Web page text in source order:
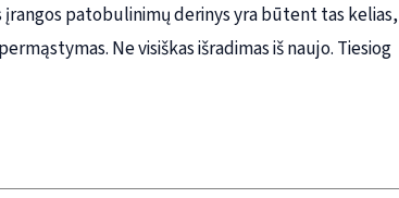
patobulinimų derinys yra būtent tas kelias,
Ne visiškas išradimas iš naujo. Tiesiog